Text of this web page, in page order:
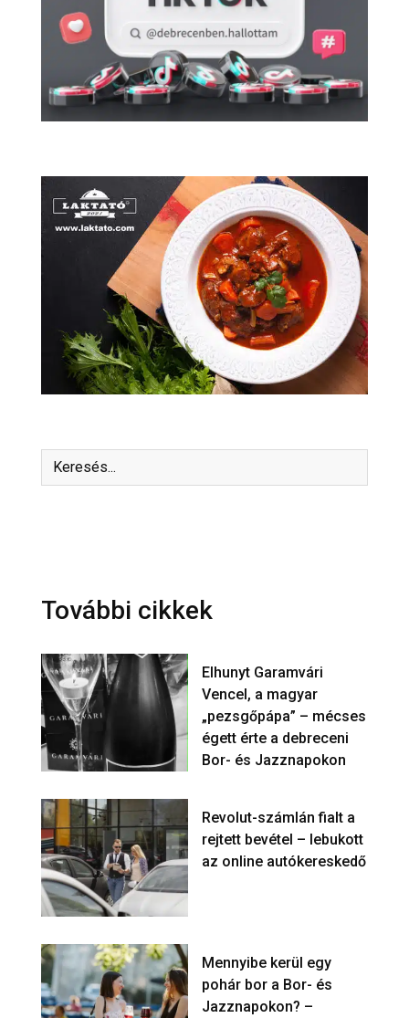
További cikkek
Elhunyt Garamvári
Vencel, a magyar
„pezsgőpápa” – mécses
égett érte a debreceni
Bor- és Jazznapokon
Revolut-számlán fialt a
rejtett bevétel – lebukott
az online autókereskedő
Mennyibe kerül egy
pohár bor a Bor- és
Jazznapokon? –